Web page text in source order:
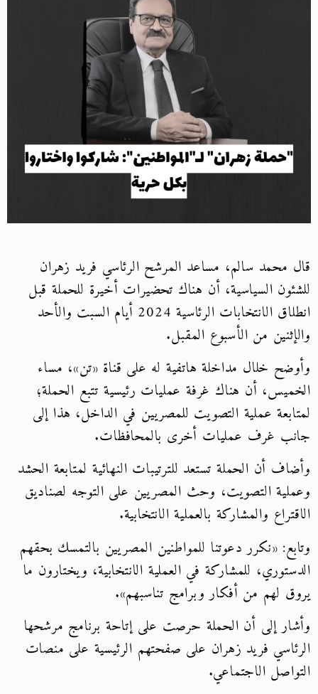
قال محمد سالم، مساعد المرشح الرئاسي فريد زهران
للشئون السياسية، أن هناك تحضيرات أخيرة للحملة قبل
انطلاق الانتخابات الرئاسية 2024 أيام السبت والأحد
والإثنين من الأسبوع المقبل.
وأوضح خلال مداخلة هاتفية له على قناة «تن»، مساء
الخميس، أن هناك غرفة عمليات رئيسية تتبع الحملة؛
لمتابعة عملية التصويت للمصريين في الداخل، هذا إلى
جانب غرف عمليات أخرى بالمحافظات.
وأضاف أن الحملة تستعد للترتيبات النهائية لمتابعة الحشد
وعملية التصويت، وحث المصريين على التوجه لصناديق
الاقتراع والمشاركة بالعملية الانتخابية.
وتابع: «نكرر دعوتنا للمواطنين المصريين بالتمسك بحقهم
الدستوري، للمشاركة في العملية الانتخابية، ويختارون ما
يروق لهم من أفكار وبرامج تناسبهم».
وأشار إلى أن الحملة حرصت على إتاحة برنامج مرشحها
الرئاسي فريد زهران على صفحتهم الرئيسية على منصات
التواصل الاجتماعي.